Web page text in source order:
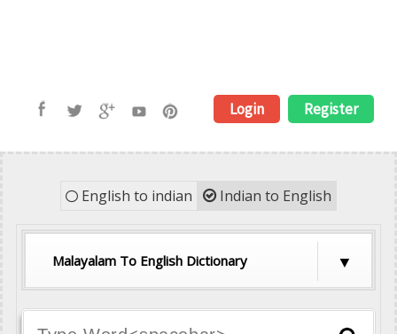
Login Register
English to indian Indian to English
Malayalam To English Dictionary
Hindi To English Dictionary
Tamil To English Dictionary
Telugu To English Dictionary
Malayalam To English Dictionary
Kannada To English Dictionary